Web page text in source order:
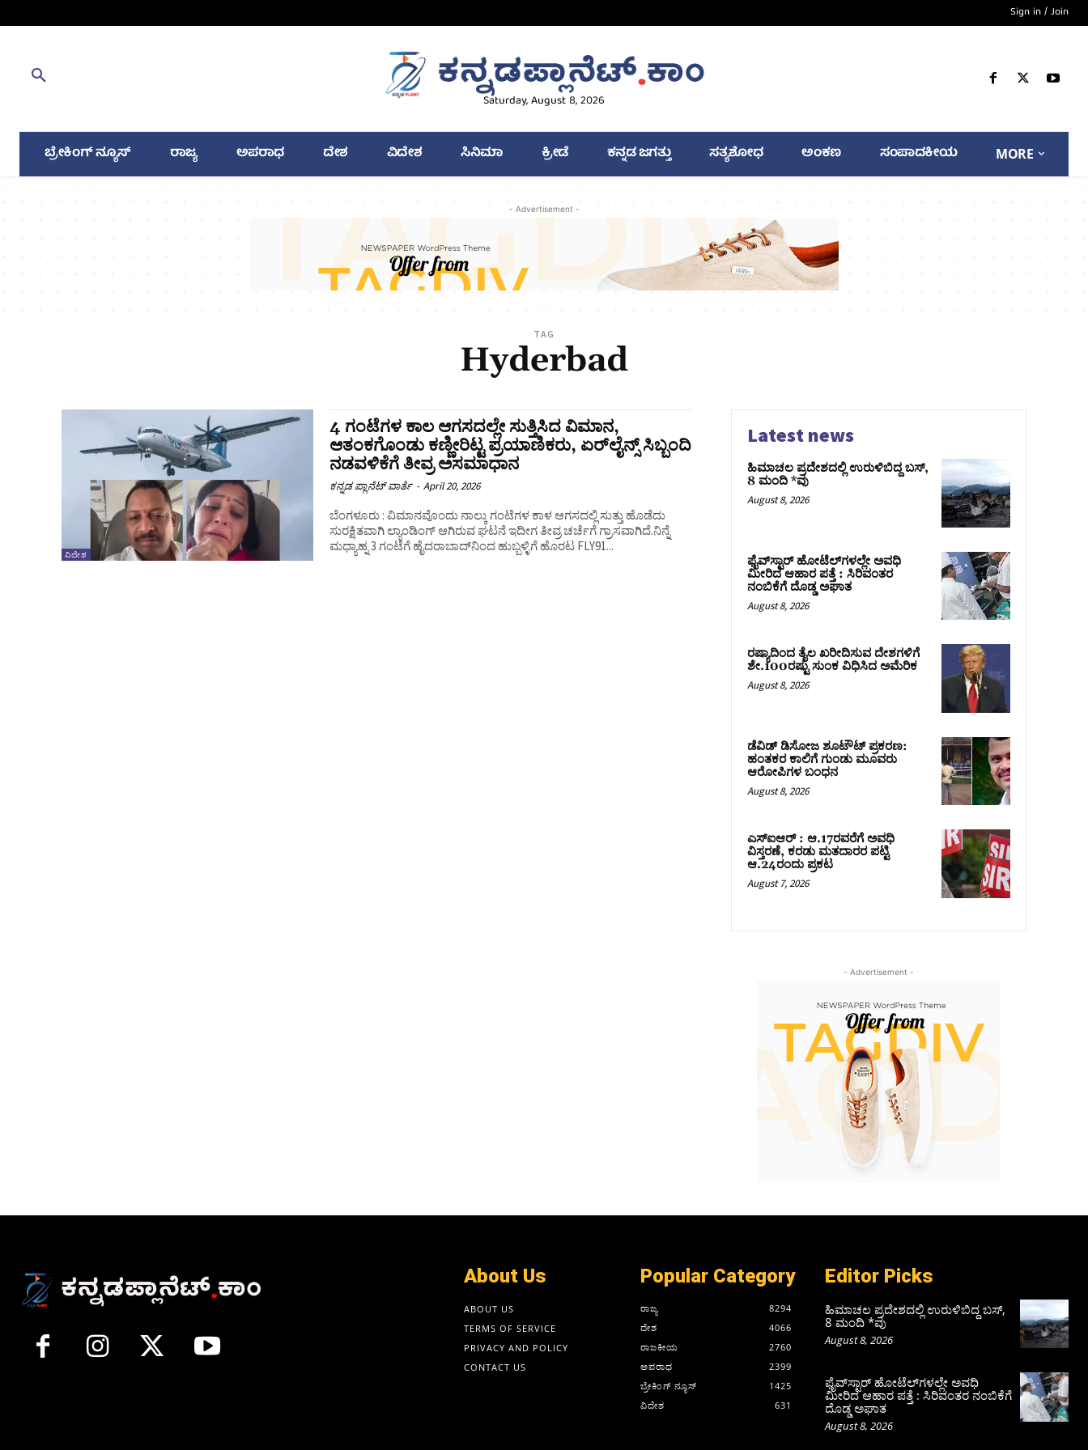
Sign in / Join
Saturday, August 8, 2026
ಬ್ರೇಕಿಂಗ್ ನ್ಯೂಸ್ ರಾಜ್ಯ ಅಪರಾಧ ದೇಶ ವಿದೇಶ ಸಿನಿಮಾ ಕ್ರೀಡೆ ಕನ್ನಡ ಜಗತ್ತು ಸತ್ಯಶೋಧ ಅಂಕಣ ಸಂಪಾದಕೀಯ MORE
- Advertisement -
TAG
Hyderbad
ವಿದೇಶ
4 ಗಂಟೆಗಳ ಕಾಲ ಆಗಸದಲ್ಲೇ ಸುತ್ತಿಸಿದ ವಿಮಾನ,
ಆತಂಕಗೊಂಡು ಕಣ್ಣೀರಿಟ್ಟ ಪ್ರಯಾಣಿಕರು, ಏರ್‌ಲೈನ್ಸ್‌ ಸಿಬ್ಬಂದಿ
ನಡವಳಿಕೆಗೆ ತೀವ್ರ ಅಸಮಾಧಾನ
ಕನ್ನಡ ಪ್ಲಾನೆಟ್ ವಾರ್ತೆ - April 20, 2026
ಬೆಂಗಳೂರು : ವಿಮಾನವೊಂದು ನಾಲ್ಕು ಗಂಟೆಗಳ ಕಾಳ ಆಗಸದಲ್ಲಿ ಸುತ್ತು ಹೊಡೆದು
ಸುರಕ್ಷಿತವಾಗಿ ಲ್ಯಾಂಡಿಂಗ್‌ ಆಗಿರುವ ಘಟನೆ ಇದೀಗ ತೀವ್ರ ಚರ್ಚೆಗೆ ಗ್ರಾಸವಾಗಿದೆ.ನಿನ್ನೆ
ಮಧ್ಯಾಹ್ನ 3 ಗಂಟೆಗೆ ಹೈದರಾಬಾದ್‌ನಿಂದ ಹುಬ್ಬಳ್ಳಿಗೆ ಹೊರಟ FLY91...
Latest news
ಹಿಮಾಚಲ ಪ್ರದೇಶದಲ್ಲಿ ಉರುಳಿಬಿದ್ದ ಬಸ್‌,
8 ಮಂದಿ *ವು
August 8, 2026
ಫೈವ್‌ಸ್ಟಾರ್ ಹೋಟೆಲ್‌ಗಳಲ್ಲೇ ಅವಧಿ
ಮೀರಿದ ಆಹಾರ ಪತ್ತೆ : ಸಿರಿವಂತರ
ನಂಬಿಕೆಗೆ ದೊಡ್ಡ ಅಘಾತ
August 8, 2026
ರಷ್ಯಾದಿಂದ ತೈಲ ಖರೀದಿಸುವ ದೇಶಗಳಿಗೆ
ಶೇ.100ರಷ್ಟು ಸುಂಕ ವಿಧಿಸಿದ ಅಮೆರಿಕ
August 8, 2026
ಡೆವಿಡ್ ಡಿಸೋಜ ಶೂಟೌಟ್ ಪ್ರಕರಣ:
ಹಂತಕರ ಕಾಲಿಗೆ ಗುಂಡು ಮೂವರು
ಆರೋಪಿಗಳ ಬಂಧನ
August 8, 2026
ಎಸ್‌ಐಆರ್‌ : ಆ.17ರವರೆಗೆ ಅವಧಿ
ವಿಸ್ತರಣೆ, ಕರಡು ಮತದಾರರ ಪಟ್ಟಿ
ಆ.24ರಂದು ಪ್ರಕಟ
August 7, 2026
- Advertisement -
About Us
ABOUT US
TERMS OF SERVICE
PRIVACY AND POLICY
CONTACT US
Popular Category
ರಾಜ್ಯ
8294
ದೇಶ
4066
ರಾಜಕೀಯ
2760
ಅಪರಾಧ
2399
ಬ್ರೇಕಿಂಗ್ ನ್ಯೂಸ್
1425
ವಿದೇಶ
631
Editor Picks
ಹಿಮಾಚಲ ಪ್ರದೇಶದಲ್ಲಿ ಉರುಳಿಬಿದ್ದ ಬಸ್‌,
8 ಮಂದಿ *ವು
August 8, 2026
ಫೈವ್‌ಸ್ಟಾರ್ ಹೋಟೆಲ್‌ಗಳಲ್ಲೇ ಅವಧಿ
ಮೀರಿದ ಆಹಾರ ಪತ್ತೆ : ಸಿರಿವಂತರ ನಂಬಿಕೆಗೆ
ದೊಡ್ಡ ಅಘಾತ
August 8, 2026